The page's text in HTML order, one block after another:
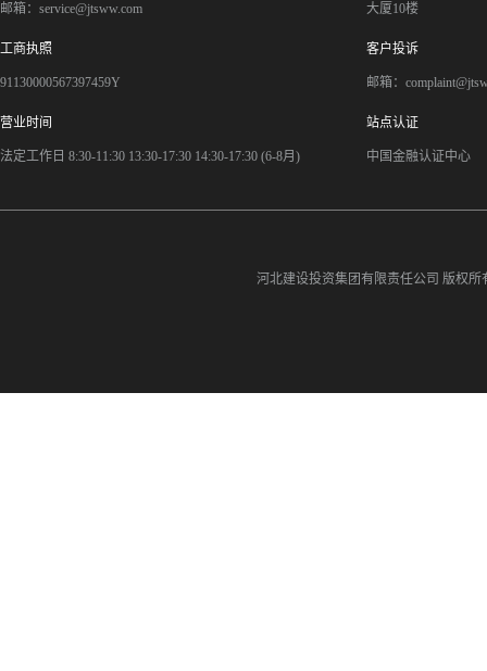
邮箱：service@jtsww.com
大厦10楼
工商执照
91130000567397459Y
客户投诉
邮箱：
营业时间
法定工作日 8:30-11:30 13:30-17:30 14:30-17:30 (6-8月)
站点认证
中国金融认证中心
河北建设投资集团有限责任公司 版权所